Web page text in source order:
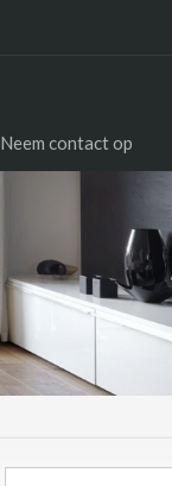
Neem contact op